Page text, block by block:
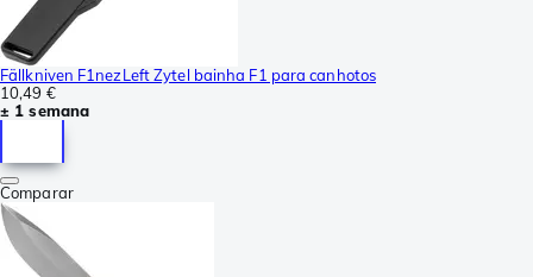
Fällkniven F1nezLeft Zytel bainha F1 para canhotos
10,49 €
± 1 semana
Comparar